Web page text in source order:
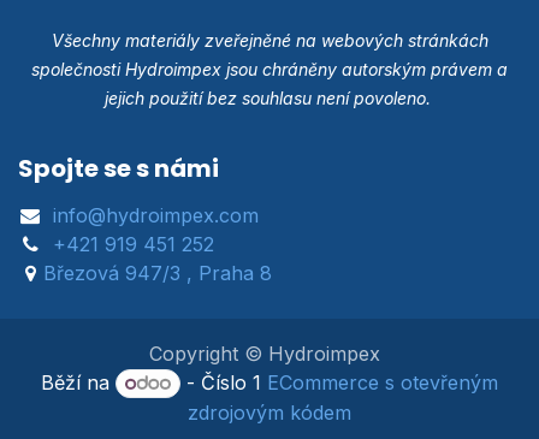
Všechny materiály zveřejněné na webových stránkách
společnosti Hydroimpex jsou chráněny autorským právem a
jejich použití bez souhlasu není povoleno.
Spojte se s námi
info@hydroimpex.com
+421 919 451 252
Březová 947/3 , Praha 8
Copyright © Hydroimpex
Běží na
- Číslo 1 ECommerce s otevřeným
zdrojovým kódem